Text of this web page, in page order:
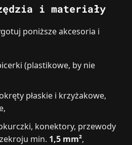
i materiały
poniższe akcesoria i
(plastikowe, by nie
płaskie i krzyżakowe,
konektory, przewody
min. 1,5 mm²,